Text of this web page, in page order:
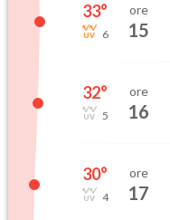
33°
6
ore
15
32°
5
ore
16
30°
4
ore
17